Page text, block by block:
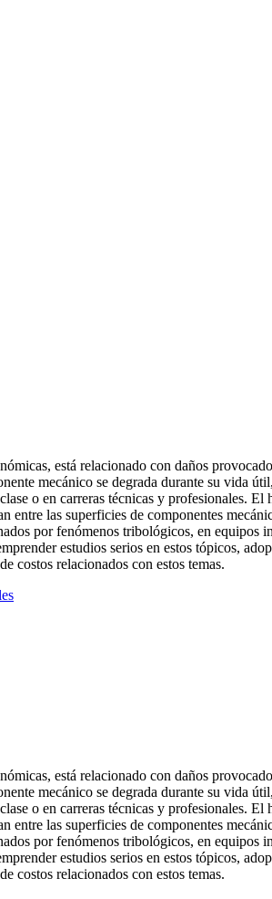
está relacionado con daños
mecánico se degrada durante su vida
o en carreras técnicas y profesionales.
las superficies de componentes
por fenómenos tribológicos, en
estudios serios en estos tópicos,
costos relacionados con estos temas.
está relacionado con daños
mecánico se degrada durante su vida
o en carreras técnicas y profesionales.
entre las superficies de componentes
por fenómenos tribológicos, en
estudios serios en estos tópicos,
costos relacionados con estos temas.